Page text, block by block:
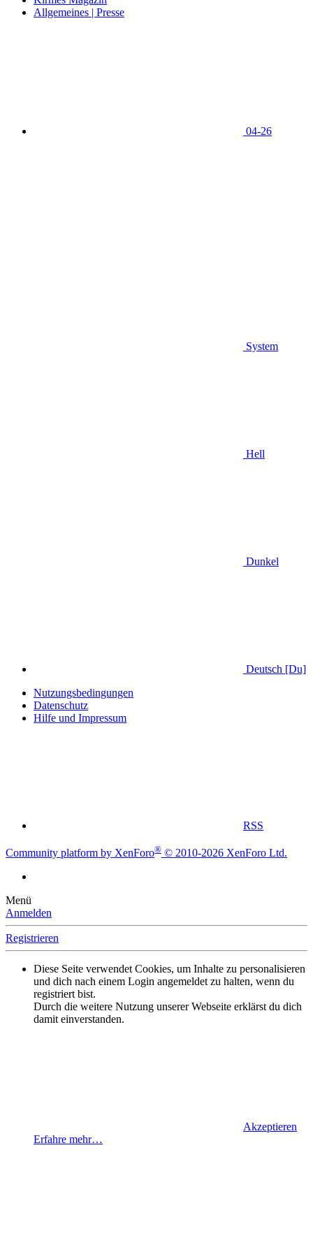
Allgemeines | Presse
04-26
System
Hell
Dunkel
Deutsch [Du]
Nutzungsbedingungen
Datenschutz
Hilfe und Impressum
RSS
Community platform by XenForo® © 2010-2026 XenForo Ltd.
Menü
Anmelden
Registrieren
Diese Seite verwendet Cookies, um Inhalte zu personalisieren
und dich nach einem Login angemeldet zu halten, wenn du
registriert bist.
Durch die weitere Nutzung unserer Webseite erklärst du dich
damit einverstanden.
Akzeptieren
Erfahre mehr…